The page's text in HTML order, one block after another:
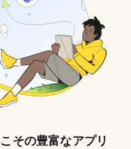
その豊富なアプリ